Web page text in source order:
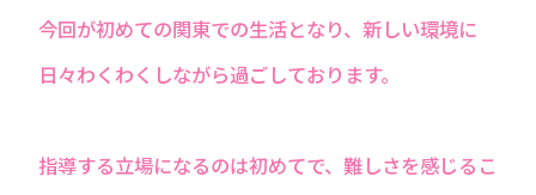
今回が初めての関東での⽣活となり、新しい環境に
⽇々わくわくしながら過ごしております。
指導する⽴場になるのは初めてで、難しさを感じるこ